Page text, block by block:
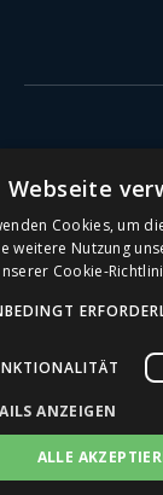
Webseite
Cookies, um
weitere Nutzung
Cookie-
ANZEIGEN
ALLE